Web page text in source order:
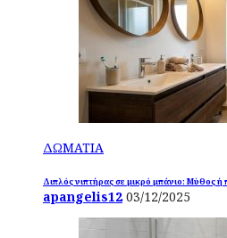
ΔΩΜΑΤΙΑ
Διπλός νιπτήρας σε μικρό μπάνιο: Μύθος ή
apangelis12 03/12/2025